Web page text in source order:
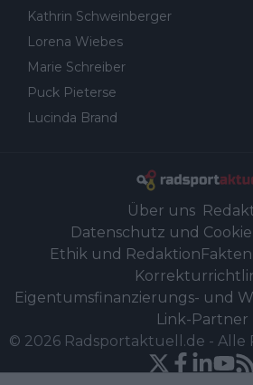
Kathrin Schweinberger
Lorena Wiebes
Marie Schreiber
Puck Pieterse
Lucinda Brand
Über uns
Datenschutz und
Ethik und Redaktion
Eigentumsfinanzierungs- und
Link-Partner
© 2026 Radsportaktuell.de - Alle